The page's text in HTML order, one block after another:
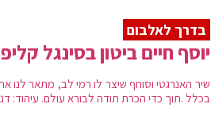
בדרך לאלבום
יוסף חיים ביטון בסינגל
שיר האנרגטי וסוחף שיצר לו רמי לב, מתאר לנו
בכלל .תוך כדי הכרת תודה לבורא עולם. עיהוד: